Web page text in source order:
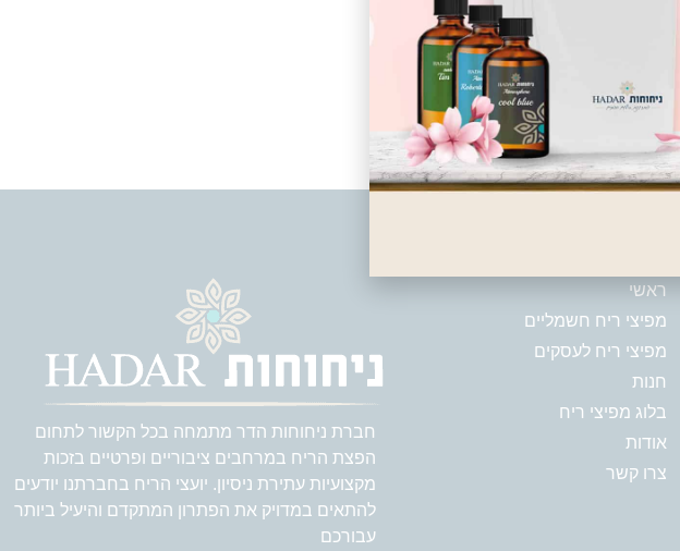
ראשי
מפיצי ריח חשמליים
מפיצי ריח לעסקים
חנות
בלוג מפיצי ריח
אודות
צרו קשר
חברת ניחוחות הדר מתמחה בכל הקשור לתחום
הפצת הריח במרחבים ציבוריים ופרטיים בזכות
מקצועיות עתירת ניסיון. יועצי הריח בחברתנו יודעים
להתאים במדויק את הפתרון המתקדם והיעיל ביותר
עבורכם